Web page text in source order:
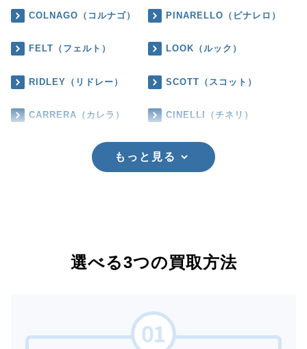
COLNAGO（コルナゴ） PINARELLO（ピナレロ）
FELT（フェルト） LOOK（ルック）
RIDLEY（リドレー） SCOTT（スコット）
CARRERA（カレラ） CINELLI（チネリ）
もっと見る
選べる3つの買取方法